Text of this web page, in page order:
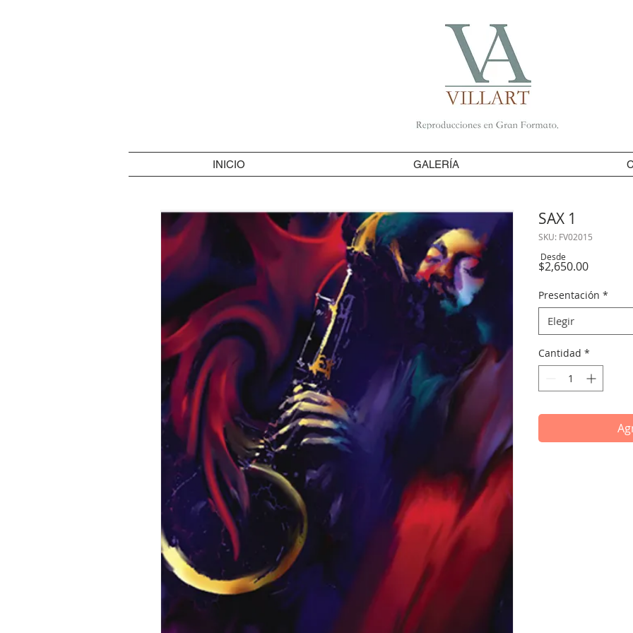
INICIO GALERÍA
SAX 1
SKU: FV02015
$2,650.00Precio
Presentación *
Elegir
Cantidad *
Desde